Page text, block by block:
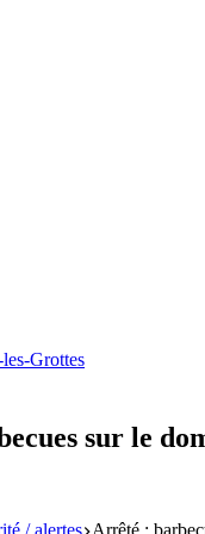
Grottes
sur le
/ alertes Arrêté :